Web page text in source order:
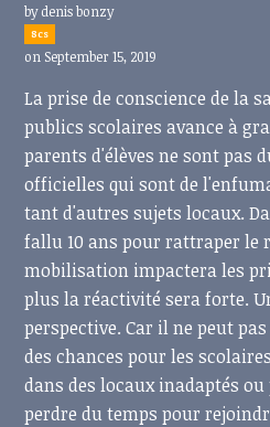
bydenis bonzy
8cs
on September 15, 2019
La prise de conscience de la
publics scolaires avance à
parents d'élèves ne sont pas
officielles qui sont de
tant d'autres sujets locaux.
fallu 10 ans pour rattraper le
mobilisation impactera les
plus la réactivité sera forte.
perspective. Car il ne peut
des chances pour les
dans des locaux inadaptés
perdre du temps pour